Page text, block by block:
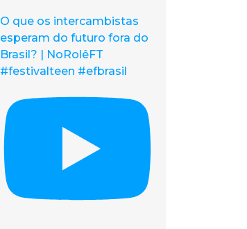
O que os intercambistas
esperam do futuro fora do
Brasil? | NoRolêFT
#festivalteen #efbrasil